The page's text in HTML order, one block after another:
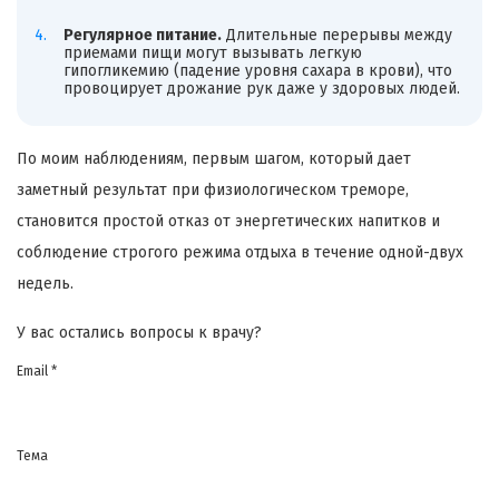
Регулярное питание.Длительные перерывы между
приемами пищи могут вызывать легкую
гипогликемию (падение уровня сахара в крови), что
провоцирует дрожание рук даже у здоровых людей.
По моим наблюдениям, первым шагом, который дает
заметный результат при физиологическом треморе,
становится простой отказ от энергетических напитков и
соблюдение строгого режима отдыха в течение одной-двух
недель.
У вас остались вопросы к врачу?
Email *
Тема